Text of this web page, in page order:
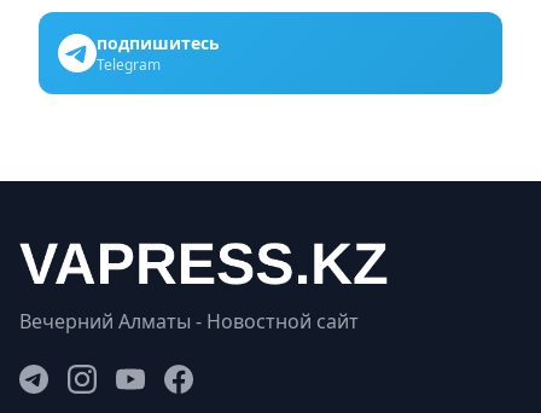
подпишитесь
Telegram
Вечерний Алматы - Новостной сайт